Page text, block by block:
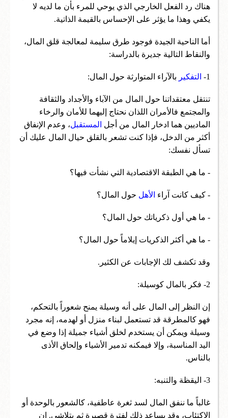
هناك رد الفعل الخارجي الذي يوحي للمرء بأن ما لديه لا
يكفي وهذا ما يؤثر على الإحساس بالقيمة الذاتية.
أما الناحية الجيدة فوجود طرق سليمة لمعالجة قلق المال،
والنقاط التالية جديرة بالدراسة:
1- التفكير بالآراء المتوارثة حول المال:
تنتقل معتقداتنا حول المال من الآباء والأجداد والثقافة
والمجتمع فالأمران اللذان نحتاج إليهما للأمان والرخاء
الماديين هما ادخار المال من أجل المستقبل، وعدم الإنفاق
أكثر من الدخل، فإذا كنت تشعر بالقلق حيال المال عليك أن
تسأل نفسك:
- ما هي الطبقة الاقتصادية التي نشأت فيها؟
- كيف كانت آراء الأهل حول المال؟
- ما هي أول ذكرياتك حول المال؟
- ما هي أكثر الذكريات إيلاماً حول المال؟
وقد تكشف لك الإجابات عن الكثير.
2- فكر بالمال كوسيلة:
إن النظر إلى المال على أنه وسيلة يمنح شعوراً بالتحكم،
فهو كالمطرقة قد تستعمل لبناء منزل أو لهدمه، إنه مجرد
وسيلة ويمكن أن يستخدم لخلق أشياء جميلة إذا وضع في
اليد المناسبة، وإلا فيمكنه تدمير الأشياء وإلحاق الأذى
بالناس.
3- اليقظة والتنبه:
غالباً ما ننفق المال لسد ثغرة عاطفية، كالشعور بالوحدة أو
الاكتئاب، وقد يساعد ذلك لفترة قصيرة ثم يتلاشى. إن